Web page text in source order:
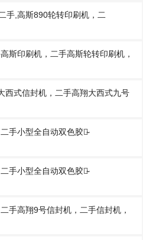
手,高斯890轮转印刷机，二
斯印刷机，二手高斯轮转印刷机，
西式信封机，二手高翔大西式九号
手小型全自动双色胶印̴
手小型全自动双色胶印̴
手高翔9号信封机，二手信封机，